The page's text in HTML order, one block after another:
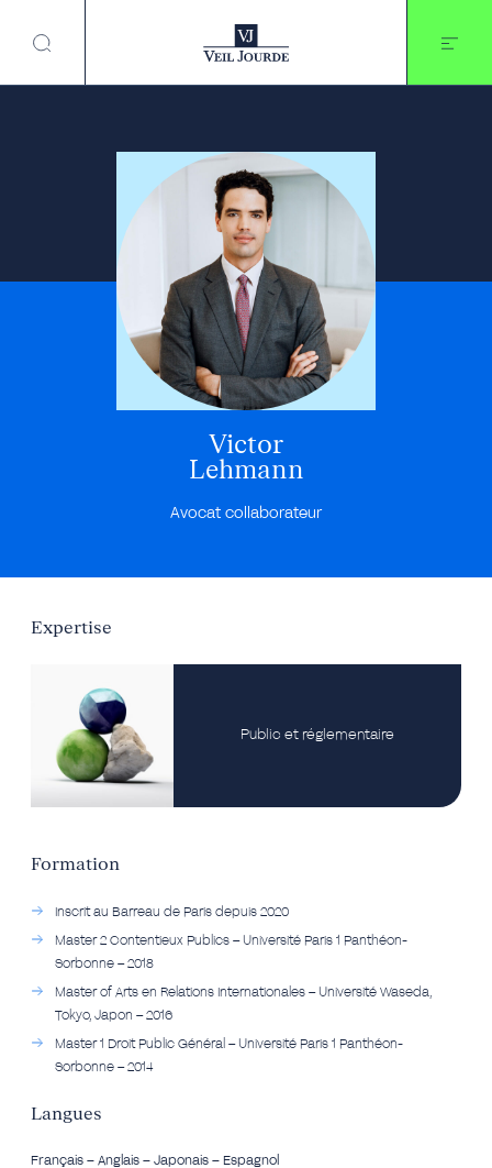
contenu
Victor
Lehmann
Avocat collaborateur
Expertise
Public et réglementaire
Formation
Inscrit au Barreau de Paris depuis 2020
Master 2 Contentieux Publics – Université Paris 1 Panthéon-
Sorbonne – 2018
Master of Arts en Relations Internationales – Université Waseda,
Tokyo, Japon – 2016
Master 1 Droit Public Général – Université Paris 1 Panthéon-
Sorbonne – 2014
Langues
Français – Anglais – Japonais – Espagnol